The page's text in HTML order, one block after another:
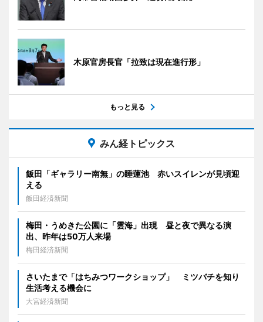
木原官房長官「拉致は現在進行形」
もっと見る
みん経トピックス
飯田「ギャラリー南無」の睡蓮池 赤いスイレンが見頃迎
える
飯田経済新聞
梅田・うめきた公園に「雲海」出現 昼と夜で異なる演
出、昨年は50万人来場
梅田経済新聞
さいたまで「はちみつワークショップ」 ミツバチを知り
生活考える機会に
大宮経済新聞